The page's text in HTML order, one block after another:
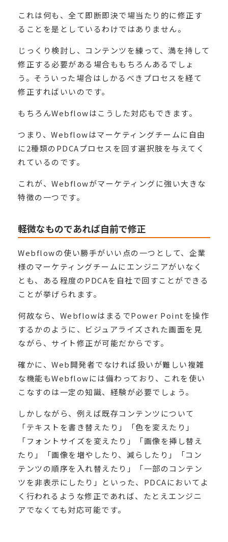
これは何も、全て即断即決で場当たり的に修正す
ることを是としているわけではありません。
じっくり検討し、コンテンツを練って、満を持して
修正する必要がある場合ももちろんあるでしょ
う。そういった場合はしかるべきプロセスを経て
修正すればいいのです。
もちろんWebflowはこうした対応もできます。
つまり、Webflowはマーケティングチームに自由
に2種類のPDCAプロセスを回す選択肢を与えてく
れているのです。
これが、Webflowがマーケティングに強い大きな
特徴の一つです。
軽微なものであれば自前で修正
Webflowの使い勝手がいい点の一つとして、企業
様のマーケティングチームにエンジニアがいなく
とも、ある程度のPDCAを自社で回すことができる
ことが挙げられます。
何故なら、WebflowはまるでPower Pointを操作
するかのように、ビジュアライズされた画面を見
ながら、サイト修正が可能だからです。
確かに、Web開発者でなければ扱いが難しい複雑
な機能もWebflowには備わっており、これを使い
こなすのは一定の知識、経験が必要でしょう。
しかしながら、例えば既存コンテンツについて
「テキストを書き替えたり」「色を変えたり」
「フォントサイズを変えたり」「画像を挿し替え
たり」「画像を増やしたり、減らしたり」「コン
テンツの順序を入れ替えたり」「一部のコンテン
ツを非表示にしたり」といった、PDCAにおいてよ
く行われるような修正であれば、たとえエンジニ
アでなくても対応可能です。